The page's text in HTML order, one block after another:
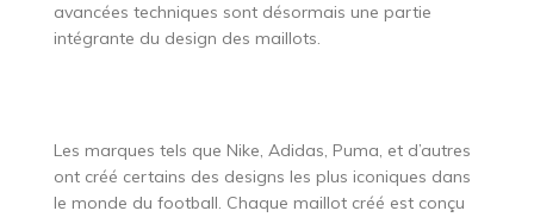
avancées techniques sont désormais une partie
intégrante du design des maillots.
Les marques tels que Nike, Adidas, Puma, et d’autres
ont créé certains des designs les plus iconiques dans
le monde du football. Chaque maillot créé est conçu